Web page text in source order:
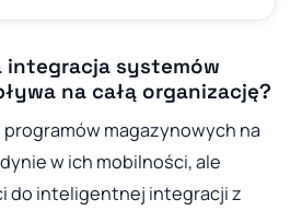
systemów
na całą organizację?
magazynowych na
w ich mobilności, ale
do inteligentnej integracji z